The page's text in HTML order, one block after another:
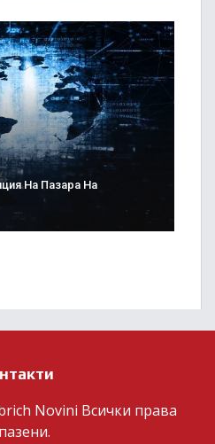
На Пазара На
Novini Всички права